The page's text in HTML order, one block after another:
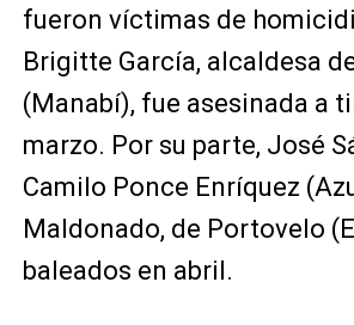
fueron víctimas de
Brigitte García, alcaldesa
(Manabí), fue asesinada a
marzo. Por su parte, José
Camilo Ponce Enríquez
Maldonado, de Portovelo
baleados en abril.